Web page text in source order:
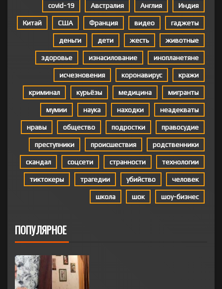
covid-19 Австралия Англия Индия
Китай США Франция видео гаджеты
деньги дети жесть животные
здоровье изнасилование инопланетяне
исчезновения коронавирус кражи
криминал курьёзы медицина мигранты
мумии наука находки неадекваты
нравы общество подростки правосудие
преступники происшествия родственники
скандал соцсети странности технологии
тиктокеры трагедии убийство человек
школа шок шоу-бизнес
ПОПУЛЯРНОЕ